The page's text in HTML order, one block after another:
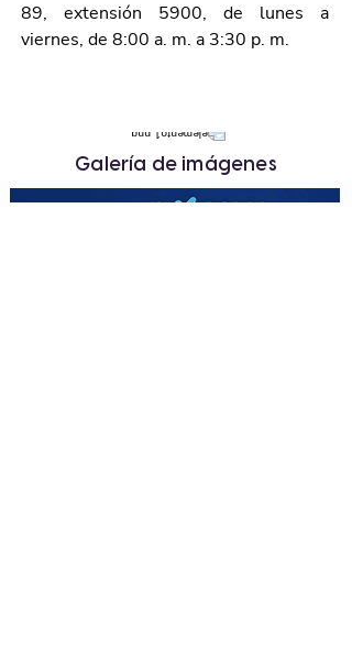
89, extensión 5900, de lunes a
viernes, de 8:00 a. m. a 3:30 p. m.
Galería de imágenes